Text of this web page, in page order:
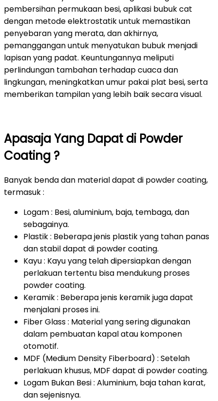
pembersihan permukaan besi, aplikasi bubuk cat
dengan metode elektrostatik untuk memastikan
penyebaran yang merata, dan akhirnya,
pemanggangan untuk menyatukan bubuk menjadi
lapisan yang padat. Keuntungannya meliputi
perlindungan tambahan terhadap cuaca dan
lingkungan, meningkatkan umur pakai plat besi, serta
memberikan tampilan yang lebih baik secara visual.
Apasaja Yang Dapat di Powder
Coating ?
Banyak benda dan material dapat di powder coating,
termasuk :
Logam : Besi, aluminium, baja, tembaga, dan
sebagainya.
Plastik : Beberapa jenis plastik yang tahan panas
dan stabil dapat di powder coating.
Kayu : Kayu yang telah dipersiapkan dengan
perlakuan tertentu bisa mendukung proses
powder coating.
Keramik : Beberapa jenis keramik juga dapat
menjalani proses ini.
Fiber Glass : Material yang sering digunakan
dalam pembuatan kapal atau komponen
otomotif.
MDF (Medium Density Fiberboard) : Setelah
perlakuan khusus, MDF dapat di powder coating.
Logam Bukan Besi : Aluminium, baja tahan karat,
dan sejenisnya.